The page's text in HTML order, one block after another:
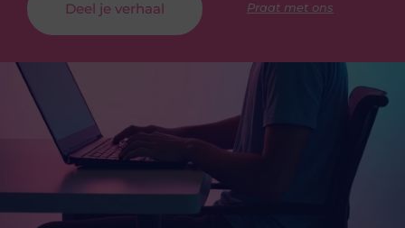
Deel je verhaal Praat met ons